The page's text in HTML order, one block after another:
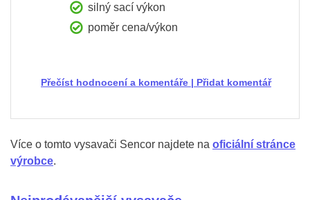
silný sací výkon
poměr cena/výkon
Přidat komentář
|
Přečíst hodnocení a komentáře
Více o tomto vysavači Sencor najdete na oficiální stránce
výrobce.